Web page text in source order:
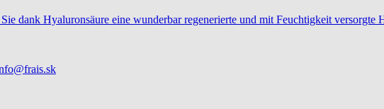
dank Hyaluronsäure eine wunderbar regenerierte und mit Feuchtigkeit versorgte